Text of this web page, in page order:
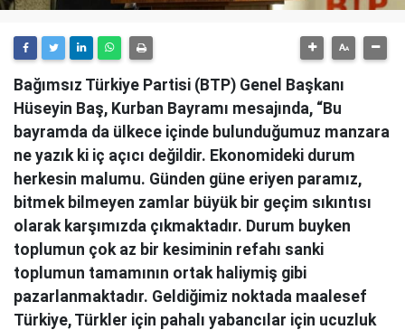
Bağımsız Türkiye Partisi (BTP) Genel Başkanı
Hüseyin Baş, Kurban Bayramı mesajında, “Bu
bayramda da ülkece içinde bulunduğumuz manzara
ne yazık ki iç açıcı değildir. Ekonomideki durum
herkesin malumu. Günden güne eriyen paramız,
bitmek bilmeyen zamlar büyük bir geçim sıkıntısı
olarak karşımızda çıkmaktadır. Durum buyken
toplumun çok az bir kesiminin refahı sanki
toplumun tamamının ortak haliymiş gibi
pazarlanmaktadır. Geldiğimiz noktada maalesef
Türkiye, Türkler için pahalı yabancılar için ucuzluk